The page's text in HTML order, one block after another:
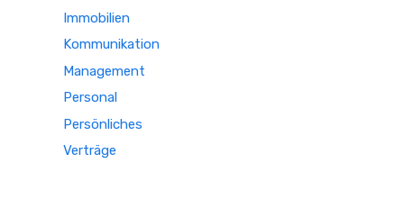
Immobilien
Kommunikation
Management
Personal
Persönliches
Verträge